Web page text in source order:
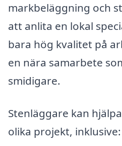
markbeläggning och
att anlita en lokal
bara hög kvalitet på
en nära samarbete
smidigare.
Stenläggare kan
olika projekt, inklusive: